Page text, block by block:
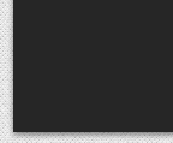
content